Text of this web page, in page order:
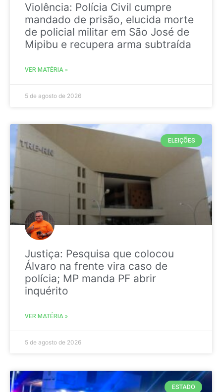
Violência: Polícia Civil cumpre
mandado de prisão, elucida morte
de policial militar em São José de
Mipibu e recupera arma subtraída
VER MATÉRIA »
5 de agosto de 2026
ELEIÇÕES
Justiça: Pesquisa que colocou
Álvaro na frente vira caso de
polícia; MP manda PF abrir
inquérito
VER MATÉRIA »
5 de agosto de 2026
ESTADO